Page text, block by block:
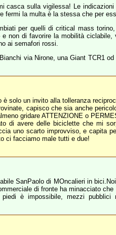
casca sulla vigilessa! Le
fermi la multa è la stessa che per
per quelli di critical mass
e non di favorire la mobilità
ai semafori rossi.
via Nirone, una Giant TCR1
è solo un invito alla tolleranza
capisco che sia anche
gridare ATTENZIONE o
di avere delle biciclette che mi
uno scarto improvviso, e capita
ci facciamo male tutti e due!
SanPaolo di MOncalieri in
di fronte ha minacciato
è impossibile, mezzi